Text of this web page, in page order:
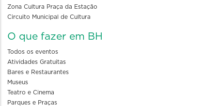
Zona Cultura Praça da Estação
Circuito Municipal de Cultura
O que fazer em BH
Todos os eventos
Atividades Gratuitas
Bares e Restaurantes
Museus
Teatro e Cinema
Parques e Praças